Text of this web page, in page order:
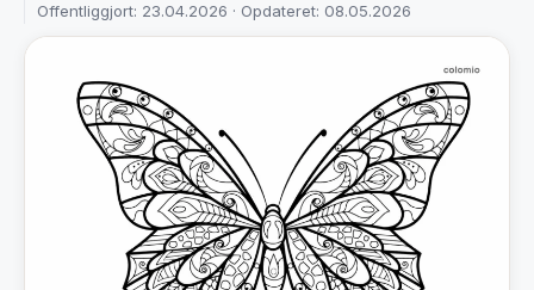
Offentliggjort: 23.04.2026 · Opdateret: 08.05.2026